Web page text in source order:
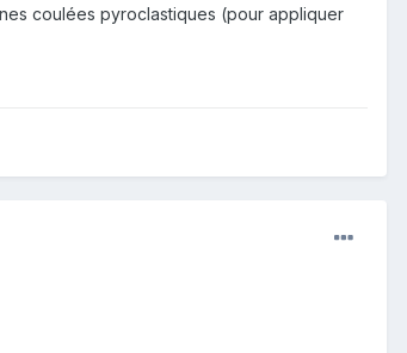
coulées pyroclastiques (pour appliquer